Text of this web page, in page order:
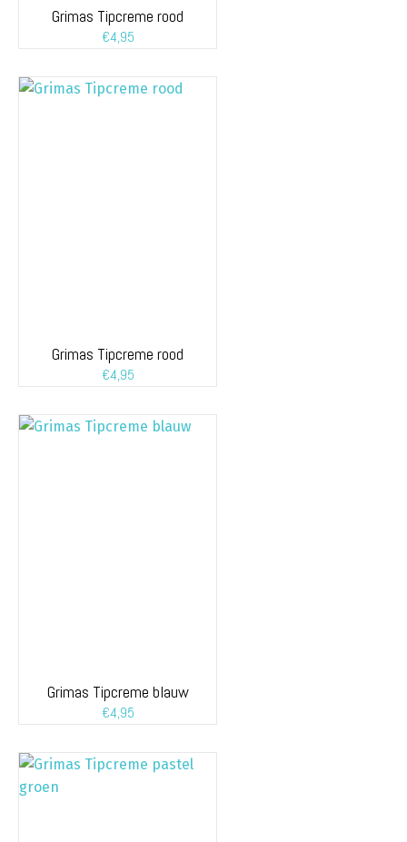
Grimas Tipcreme rood
€4,95
Grimas Tipcreme rood
€4,95
Grimas Tipcreme blauw
€4,95